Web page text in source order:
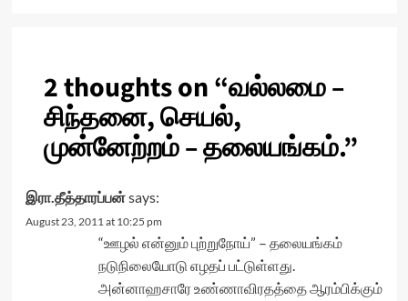
2 thoughts on “வல்லமை –
சிந்தனை, செயல்,
முன்னேற்றம் – தலையங்கம்.”
இரா.தீத்தாரப்பன்says:
August 23, 2011 at 10:25 pm
“ஊழல் என்னும் புற்றுநோய்” – தலையங்கம்
நடுநிலையோடு எழதப் பட்டுள்ளது.
அன்னாஹசாரே உண்ணாவிரதத்தை ஆரம்பிக்கும்